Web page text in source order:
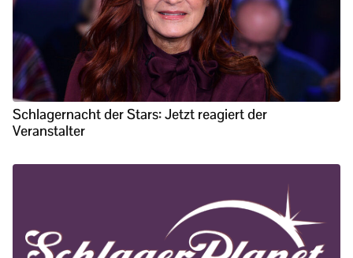
Schlagernacht der Stars: Jetzt reagiert der
Veranstalter